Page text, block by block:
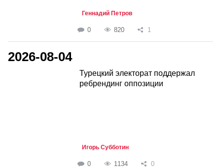
Геннадий Петров
0 820 1
2026-08-04
Турецкий электорат поддержал
ребрендинг оппозиции
Игорь Субботин
0 1134 0